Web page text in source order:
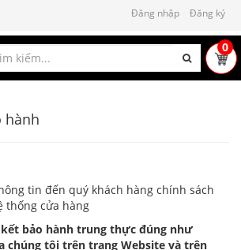
Đăng nhập Đăng ký
0
hành
tin đến quý khách hàng chính sách
thống cửa hàng
bảo hành trung thực đúng như
chúng tôi trên trang Website và trên